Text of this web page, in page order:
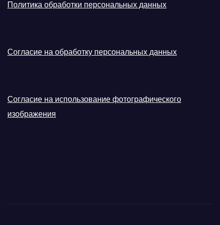
Политика обработки персональных данных
Согласие на обработку персональных данных
Согласие на использование фотографического
изображения